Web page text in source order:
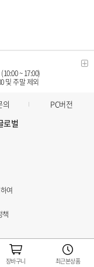
장바구니 최근본상품